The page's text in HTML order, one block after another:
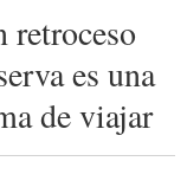
retroceso
es una
de viajar